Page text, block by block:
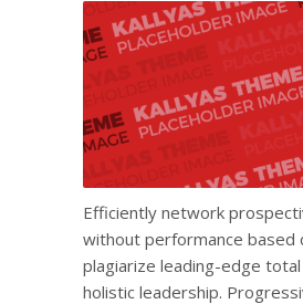
Efficiently network
without performance based
plagiarize leading-edge total
holistic leadership.